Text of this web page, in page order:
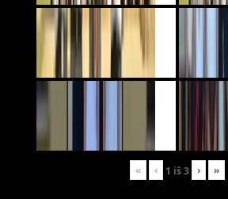
« ‹ 1 iš3 › »